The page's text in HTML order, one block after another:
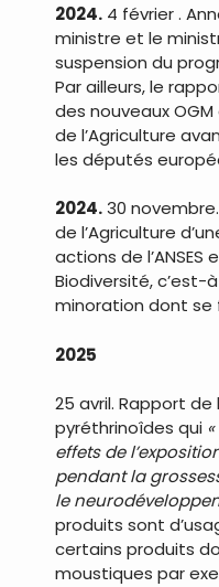
2024. 4 février .
ministre et le
suspension du
Par ailleurs, le
des nouveaux
de l’Agriculture
les députés
2024.30
de l’Agriculture
actions de
Biodiversité, c’est-
minoration dont se
2025
25 avril. Rapport de
pyréthrinoîdes qui
effets de
pendant la
le
produits sont
certains produits
moustiques par